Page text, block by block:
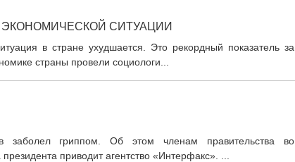
СИТУАЦИИ
в стране ухудшается. Это рекордный показатель за
страны провели социологи...
заболел гриппом. Об этом членам правительства во
приводит агентство «Интерфакс». ...